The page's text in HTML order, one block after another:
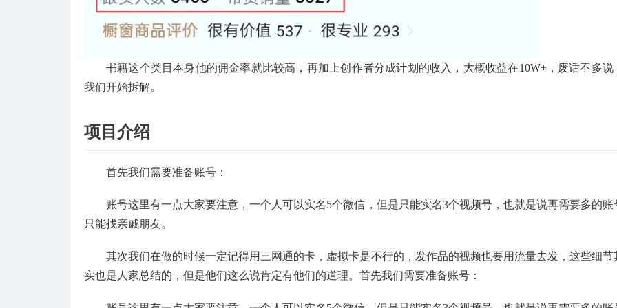
书籍这个类目本身他的佣金率就比较高，再加上创作者分成计划的收入，大概收益在10W+，废话不多说
我们开始拆解。
项目介绍
首先我们需要准备账号：
账号这里有一点大家要注意，一个人可以实名5个微信，但是只能实名3个视频号，也就是说再需要多的账
只能找亲戚朋友。
其次我们在做的时候一定记得用三网通的卡，虚拟卡是不行的，发作品的视频也要用流量去发，这些细节
实也是人家总结的，但是他们这么说肯定有他们的道理。首先我们需要准备账号：